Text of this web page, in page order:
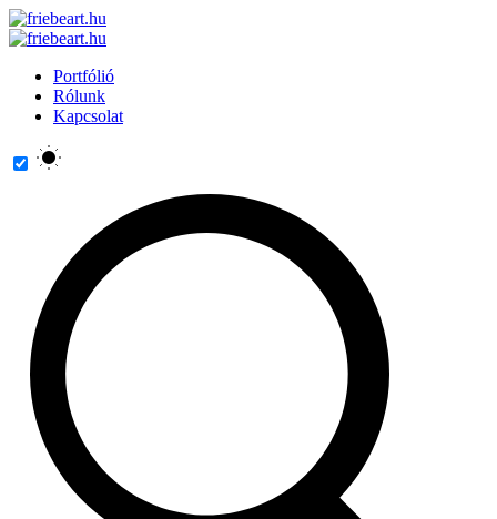
Portfólió
Rólunk
Kapcsolat